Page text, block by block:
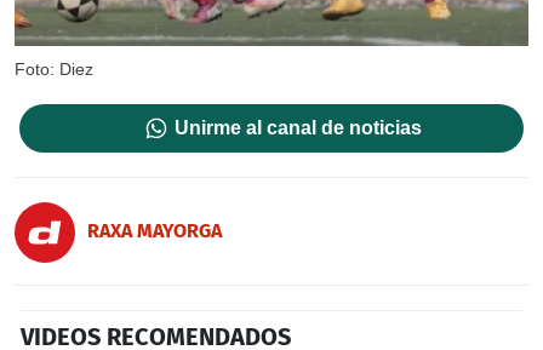
Foto: Diez
Unirme al canal de noticias
RAXA MAYORGA
VIDEOS RECOMENDADOS